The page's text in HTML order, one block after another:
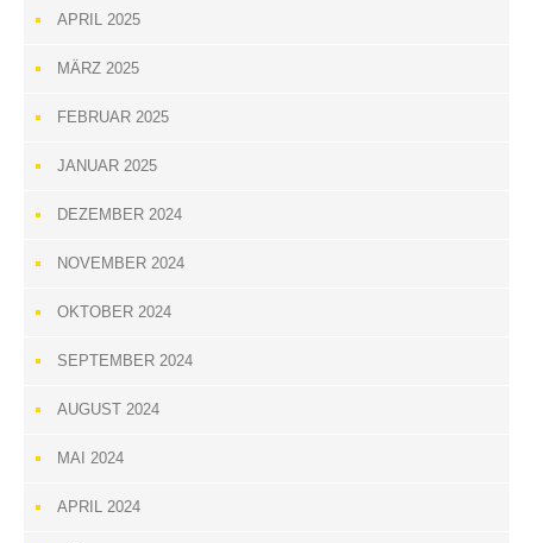
APRIL 2025
MÄRZ 2025
FEBRUAR 2025
JANUAR 2025
DEZEMBER 2024
NOVEMBER 2024
OKTOBER 2024
SEPTEMBER 2024
AUGUST 2024
MAI 2024
APRIL 2024